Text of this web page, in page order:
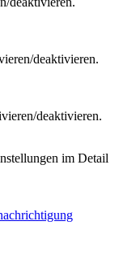
deaktivieren.
deaktivieren.
im Detail